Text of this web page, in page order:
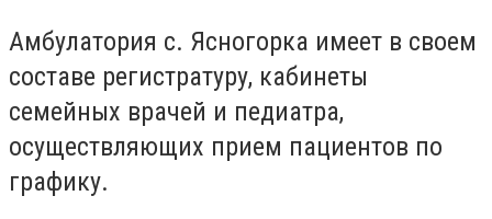
Амбулатория с. Ясногорка имеет в своем
составе регистратуру, кабинеты
семейных врачей и педиатра,
осуществляющих прием пациентов по
графику.